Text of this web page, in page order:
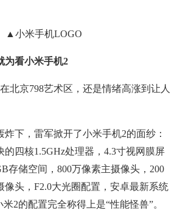
▲小米手机LOGO
为看小米手机2
北京798艺术区，还是情绪高涨到让人
下，雷军掀开了小米手机2的面纱：
的四核1.5GHz处理器，4.3寸视网膜屏
存储空间，800万像素主摄像头，200
像头，F2.0大光圈配置，安卓最新系统
2的配置完全称得上是“性能怪兽”。